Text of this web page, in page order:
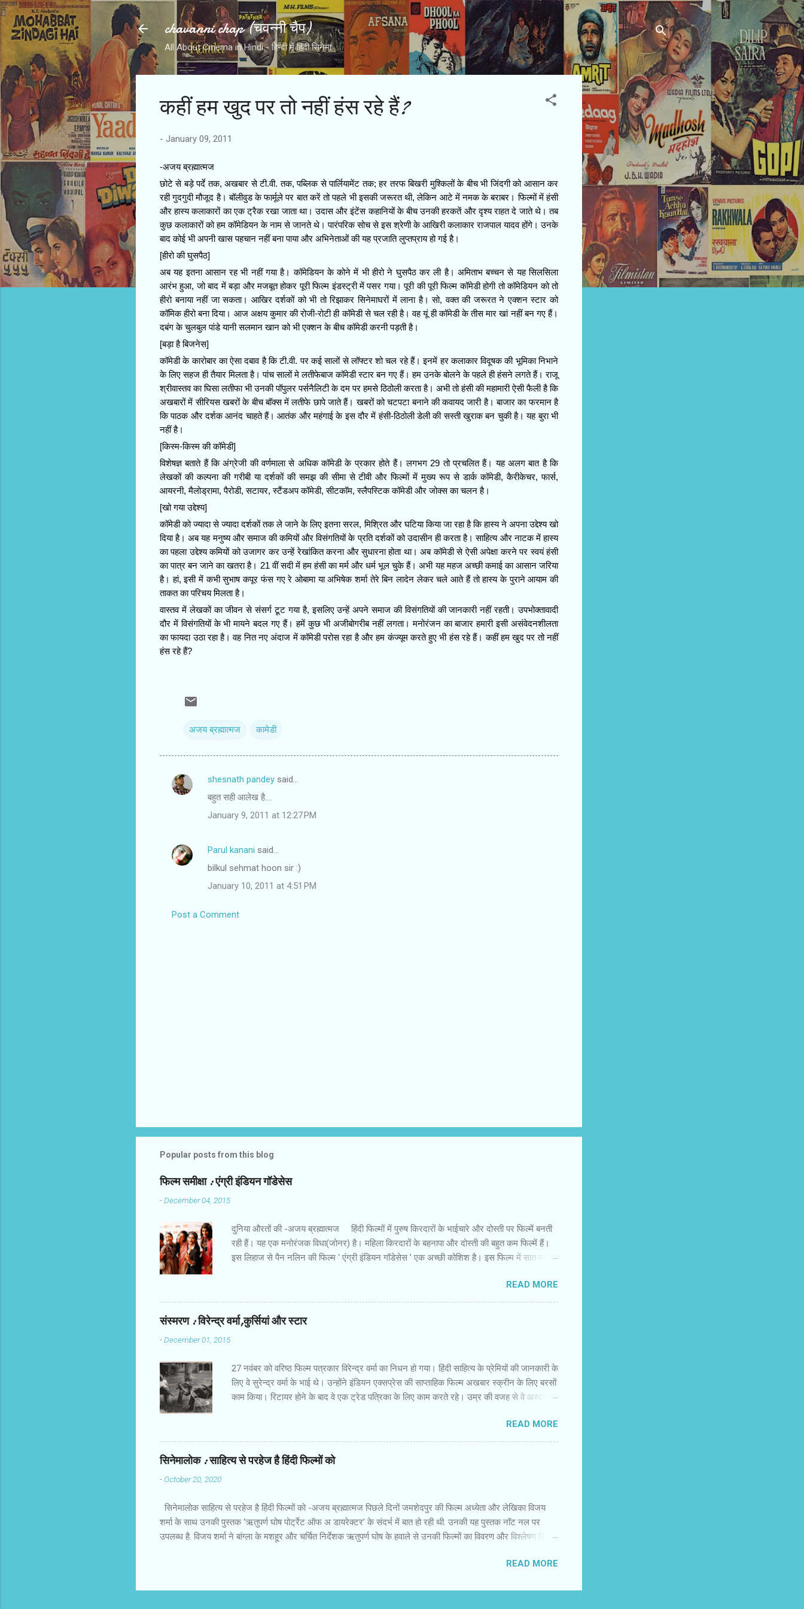
Skip to main content
chavanni chap (चवन्नी चैप)
All About Cinema in Hindi - हिन्दी में हिंदी सिनेमा
कहीं हम खुद पर तो नहीं हंस रहे हैं?
- January 09, 2011
-अजय ब्रह्मात्‍मज
छोटे से बड़े पर्दे तक, अखबार से टी.वी. तक, पब्लिक से पार्लियामेंट तक; हर तरफ बिखरी मुश्किलों के बीच भी जिंदगी को आसान कर
रही गुदगुदी मौजूद है। बॉलीवुड के फार्मूले पर बात करें तो पहले भी इसकी जरूरत थी, लेकिन आटे में नमक के बराबर। फिल्मों में हंसी
और हास्य कलाकारों का एक ट्रैक रखा जाता था। उदास और इंटेंस कहानियों के बीच उनकी हरकतें और दृश्य राहत दे जाते थे। तब
कुछ कलाकारों को हम कॉमेडियन के नाम से जानते थे। पारंपरिक सोच से इस श्रेणी के आखिरी कलाकार राजपाल यादव होंगे। उनके
बाद कोई भी अपनी खास पहचान नहीं बना पाया और अभिनेताओं की यह प्रजाति लुप्तप्राय हो गई है।
[हीरो की घुसपैठ]
अब यह इतना आसान रह भी नहीं गया है। कॉमेडियन के कोने में भी हीरो ने घुसपैठ कर ली है। अमिताभ बच्चन से यह सिलसिला
आरंभ हुआ, जो बाद में बड़ा और मजबूत होकर पूरी फिल्म इंडस्ट्री में पसर गया। पूरी की पूरी फिल्म कॉमेडी होगी तो कॉमेडियन को तो
हीरो बनाया नहीं जा सकता। आखिर दर्शकों को भी तो रिझाकर सिनेमाघरों में लाना है। सो, वक्त की जरूरत ने एक्शन स्टार को
कॉमिक हीरो बना दिया। आज अक्षय कुमार की रोजी-रोटी ही कॉमेडी से चल रही है। वह यूं ही कॉमेडी के तीस मार खां नहीं बन गए हैं।
दबंग के चुलबुल पांडे यानी सलमान खान को भी एक्शन के बीच कॉमेडी करनी पड़ती है।
[बड़ा है बिजनेस]
कॉमेडी के कारोबार का ऐसा दबाव है कि टी.वी. पर कई सालों से लॉफ्टर शो चल रहे हैं। इनमें हर कलाकार विदूषक की भूमिका निभाने
के लिए सहज ही तैयार मिलता है। पांच सालों मे लतीफेबाज कॉमेडी स्टार बन गए हैं। हम उनके बोलने के पहले ही हंसने लगते हैं। राजू
श्रीवास्तव का घिसा लतीफा भी उनकी पॉपुलर पर्सनैलिटी के दम पर हमसे ठिठोली करता है। अभी तो हंसी की महामारी ऐसी फैली है कि
अखबारों में सीरियस खबरों के बीच बॉक्स में लतीफे छापे जाते हैं। खबरों को चटपटा बनाने की कवायद जारी है। बाजार का फरमान है
कि पाठक और दर्शक आनंद चाहते हैं। आतंक और महंगाई के इस दौर में हंसी-ठिठोली डेली की सस्ती खुराक बन चुकी है। यह बुरा भी
नहीं है।
[किस्म-किस्म की कॉमेडी]
विशेषज्ञ बताते हैं कि अंग्रेजी की वर्णमाला से अधिक कॉमेडी के प्रकार होते हैं। लगभग 29 तो प्रचलित हैं। यह अलग बात है कि
लेखकों की कल्पना की गरीबी या दर्शकों की समझ की सीमा से टीवी और फिल्मों में मुख्य रूप से डार्क कॉमेडी, कैरीकेचर, फार्स,
आयरनी, मैलोड्रामा, पैरोडी, सटायर, स्टैंडअप कॉमेडी, सीटकॉम, स्लैपस्टिक कॉमेडी और जोक्स का चलन है।
[खो गया उद्देश्य]
कॉमेडी को ज्यादा से ज्यादा दर्शकों तक ले जाने के लिए इतना सरल, मिश्रित और घटिया किया जा रहा है कि हास्य ने अपना उद्देश्य खो
दिया है। अब यह मनुष्य और समाज की कमियों और विसंगतियों के प्रति दर्शकों को उदासीन ही करता है। साहित्य और नाटक में हास्य
का पहला उद्देश्य कमियों को उजागर कर उन्हें रेखांकित करना और सुधारना होता था। अब कॉमेडी से ऐसी अपेक्षा करने पर स्वयं हंसी
का पात्र बन जाने का खतरा है। 21 वीं सदी में हम हंसी का मर्म और धर्म भूल चुके हैं। अभी यह महज अच्छी कमाई का आसान जरिया
है। हां, इसी में कभी सुभाष कपूर फंस गए रे ओबामा या अभिषेक शर्मा तेरे बिन लादेन लेकर चले आते हैं तो हास्य के पुराने आयाम की
ताकत का परिचय मिलता है।
वास्तव में लेखकों का जीवन से संसर्ग टूट गया है, इसलिए उन्हें अपने समाज की विसंगतियों की जानकारी नहीं रहती। उपभोक्तावादी
दौर में विसंगतियों के भी मायने बदल गए हैं। हमें कुछ भी अजीबोगरीब नहीं लगता। मनोरंजन का बाजार हमारी इसी असंवेदनशीलता
का फायदा उठा रहा है। वह नित नए अंदाज में कॉमेडी परोस रहा है और हम कंज्यूम करते हुए भी हंस रहे हैं। कहीं हम खुद पर तो नहीं
हंस रहे हैं?
अजय ब्रह्मात्‍मज कामेडी
C
e
shesnath pandey said…
बहुत सही आलेख है....
January 9, 2011 at 12:27 PM
Parul kanani said…
bilkul sehmat hoon sir :)
January 10, 2011 at 4:51 PM
Post a Comment
Popular posts from this blog
फिल्‍म समीक्षा : एंग्री इंडियन गॉडेसेस
-December 04, 2015
दुनिया औरतों की -अजय ब्रह्मात्‍मज हिंदी फिल्‍मों में पुरुष किरदारों के भाईचारे और दोस्‍ती पर फिल्‍में बनती
रही हैं। यह एक मनोरंजक विधा(जोनर) है। महिला किरदारों के बहनापा और दोस्‍ती की बहुत कम फिल्‍में हैं।
इस लिहाज से पैन नलिन की फिल्‍म ‘ एंग्री इंडियन गॉडेसेस ’ एक अच्‍छी कोशिश है। इस फिल्‍म में सात महिला
होती हैं। उनमें से एक की शादी होने वाली है। बाकी लड़कियों में से कुछ की शादी हो चुकी है और कुछ अभी
तक करिअर और जिंदगी की जद्दोजहद में फंसी हैं। पैन नलिन ने उनके इस मिलन में उनकी जिंदगी के
खालीपन,शिकायतों और उम्‍मीदों को रखने की कोशिश की है। फिल्‍म की शुरुआत रोचक है। आरंभिक
मोटाज में हम सातों लड़कियों की जिंदगी की झलक पाते हैं। वे सभी जूझ रही हैं। उन्‍हें इस समाज में सामंजस्‍य
READ MORE
संस्‍मरण : विरेन्‍द्र वर्मा,कुर्सियां और स्‍टार
-December 01, 2015
27 नवंबर को वरिष्‍ठ फिल्‍म पत्रकार विरेन्‍द्र वर्मा का निधन हो गया। हिंदी साहित्‍य के प्रेमियों की जानकारी के
लिए वे सुरेन्‍द्र वर्मा के भाई थे। उन्‍होंने इंडियन एक्‍सप्रेस की साप्‍ताहिक फिल्‍म अखबार स्‍क्रीन के लिए बरसों
काम किया। रिटायर होने के बाद वे एक ट्रेड पत्रिका के लिए काम करते रहे। उम्र की वजह से वे अस्‍वस्‍थ
आलोचना करते हैं। मैंने विरेन्‍द्र वर्मा को कभी दुखी और नाराज नहीं देखा। इधर वे फिल्‍मों के प्रिव्‍यू शो में
आते थे और कभी सीट या कुर्सी खाली नहीं मिलती थी तो भी वे कुढ़ते नहीं थे। आने लिए जगह खोज कर
चुपचाप बैठ जाते थे। हिंदी फिल्‍म इंडस्‍ट्री का पुराना दस्‍तूर है कि स्‍टार हो या पत्रकार...यहां ताकतवर और
उदीयमान को सभी सलाम करते हैं। समय के साथ विरेन्‍द्र वर्मा की भूमिका नेपथ्‍य में चली गई थी। उनके
READ MORE
सिनेमालोक : साहित्य से परहेज है हिंदी फिल्मों को
-October 20, 2020
सिनेमालोक साहित्य से परहेज है हिंदी फिल्मों को -अजय ब्रह्मात्मज पिछले दिनों जमशेदपुर की फिल्म अध्येता और लेखिका विजय
शर्मा के साथ उनकी पुस्तक ‘ऋतुपर्ण घोष पोर्ट्रेट ऑफ अ डायरेक्टर’ के संदर्भ में बात हो रही थी. उनकी यह पुस्तक नॉट नल पर
उपलब्ध है. विजय शर्मा ने बांग्ला के मशहूर और चर्चित निर्देशक ऋतुपर्ण घोष के हवाले से उनकी फिल्मों का विवरण और विश्लेषण किया
फिल्में बांग्ला साहित्य पर केंद्रित हैं. दो-तीन ही विदेशी भाषाओं के लेखकों की कृति पर आधारित होंगी. विजय शर्मा से ही बातचीत के
बार कन्नड़ के प्रसिद्ध निर्देशक गिरीश कसरावल्ली से बात हो रही थी. उन्होंने 25 से अधिक फिल्में साहित्य से प्रेरित होकर बनाई हैहैं.
READ MORE